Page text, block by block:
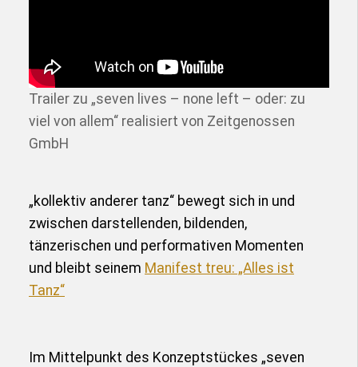
Trailer zu „seven lives – none left – oder: zu
viel von allem“ realisiert von Zeitgenossen
GmbH
„kollektiv anderer tanz“ bewegt sich in und
zwischen darstellenden, bildenden,
tänzerischen und performativen Momenten
und bleibt seinem Manifest treu: „Alles ist
Tanz“
Im Mittelpunkt des Konzeptstückes „seven